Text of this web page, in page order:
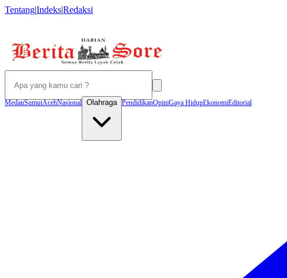
Tentang|Indeks|Redaksi
MedanSumutAcehNasional Olahraga PendidikanOpiniGaya HidupEkonomiEditorial